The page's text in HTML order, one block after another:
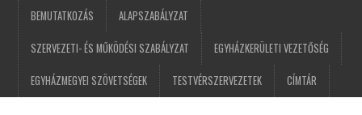
BEMUTATKOZÁS ALAPSZABÁLYZAT
SZERVEZETI- ÉS MŰKÖDÉSI SZABÁLYZAT EGYHÁZKERÜLETI VEZETŐSÉG
EGYHÁZMEGYEI SZÖVETSÉGEK TESTVÉRSZERVEZETEK CÍMTÁR